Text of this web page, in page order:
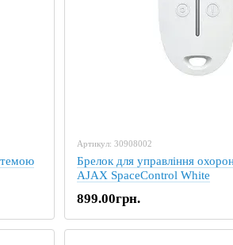
Артикул: 30908002
Брелок для управління
AJAX SpaceControl White
899.00грн.